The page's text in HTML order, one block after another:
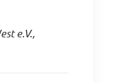
e.V.,